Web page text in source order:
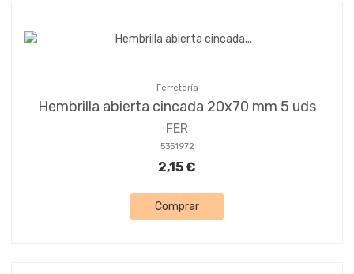
Ferretería
Hembrilla abierta cincada 20x70 mm 5 uds
FER
5351972
2,15 €
Comprar